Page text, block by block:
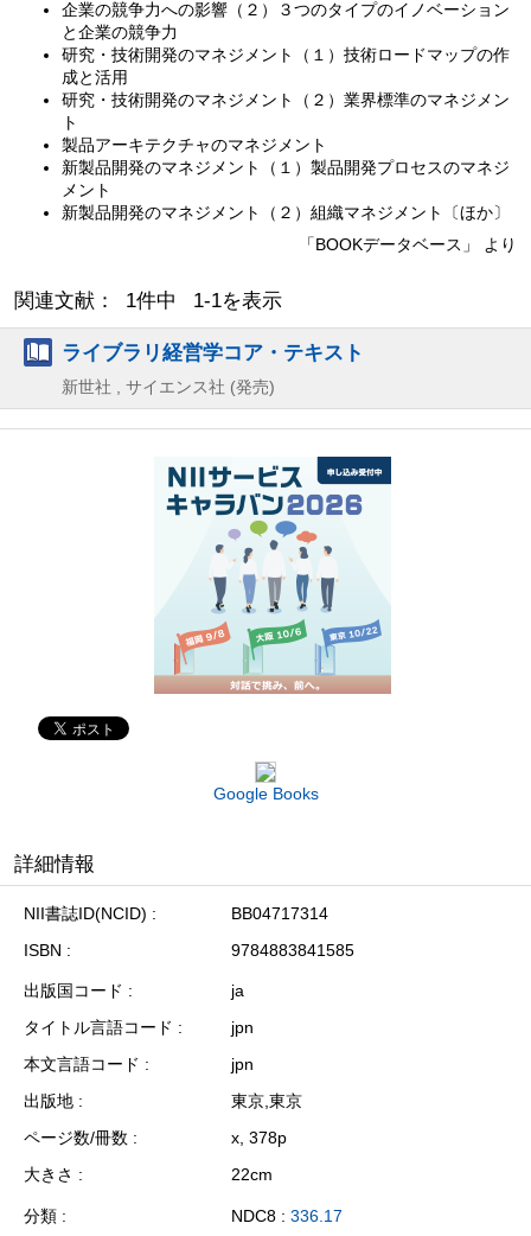
企業の競争力への影響（２）３つのタイプのイノベーション
と企業の競争力
研究・技術開発のマネジメント（１）技術ロードマップの作
成と活用
研究・技術開発のマネジメント（２）業界標準のマネジメン
ト
製品アーキテクチャのマネジメント
新製品開発のマネジメント（１）製品開発プロセスのマネジ
メント
新製品開発のマネジメント（２）組織マネジメント〔ほか〕
「BOOKデータベース」 より
関連文献： 1件中 1-1を表示
ライブラリ経営学コア・テキスト
新世社 , サイエンス社 (発売)
Google Books
詳細情報
NII書誌ID(NCID)
BB04717314
ISBN
9784883841585
出版国コード
ja
タイトル言語コード
jpn
本文言語コード
jpn
出版地
東京,東京
ページ数/冊数
x, 378p
大きさ
22cm
分類 NDC8 : 336.17